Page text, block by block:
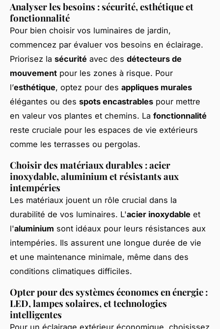
Analyser les besoins : sécurité, esthétique et
fonctionnalité
Pour bien choisir vos luminaires de jardin,
commencez par évaluer vos besoins en éclairage.
Priorisez la sécurité avec des détecteurs de
mouvement pour les zones à risque. Pour
l’esthétique, optez pour des appliques murales
élégantes ou des spots encastrables pour mettre
en valeur vos plantes et chemins. La fonctionnalité
reste cruciale pour les espaces de vie extérieurs
comme les terrasses ou pergolas.
Choisir des matériaux durables : acier
inoxydable, aluminium et résistants aux
intempéries
Les matériaux jouent un rôle crucial dans la
durabilité de vos luminaires. L'acier inoxydable et
l'aluminium sont idéaux pour leurs résistances aux
intempéries. Ils assurent une longue durée de vie
et une maintenance minimale, même dans des
conditions climatiques difficiles.
Opter pour des systèmes économes en énergie :
LED, lampes solaires, et technologies
intelligentes